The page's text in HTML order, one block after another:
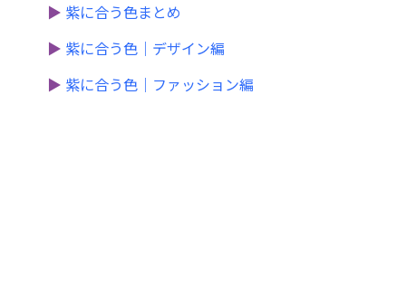
▶ 紫に合う色まとめ
▶ 紫に合う色｜デザイン編
▶ 紫に合う色｜ファッション編